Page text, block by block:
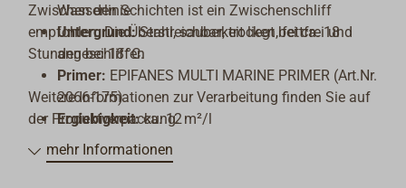
Zwischen den Schichten ist ein Zwischenschliff
empfohlen. Die Überstreichbarkeit liegt bei ca. 18
Stunden bei 18 °C.
Wasserlinie
Untergrund:Stahl, sauber, trocken, fettfrei und
angeschliffen
Primer: EPIFANES MULTI MARINE PRIMER (Art.Nr.
2066-175)
Ergiebigkeit:ca. 12 m²/l
Verdünnung:
2059-001) oder Terpentinersatz
Weitere Informationen zur Verarbeitung finden Sie auf
der Produktverpackung.
mehr Informationen